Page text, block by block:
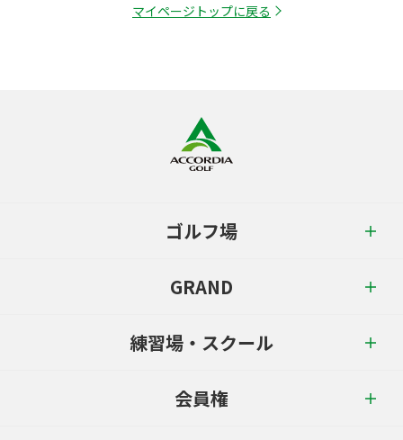
マイページトップに戻る
ゴルフ場
GRAND
練習場・スクール
会員権